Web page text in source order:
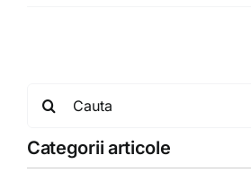
Categorii articole